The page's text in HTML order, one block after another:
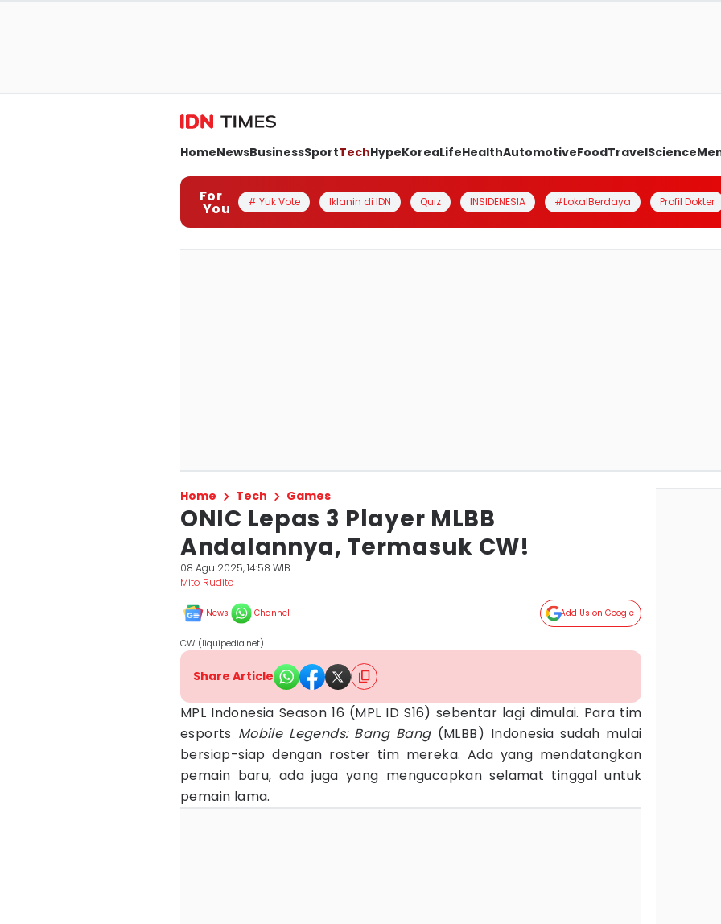
HomeNewsBusinessSportTechHypeKoreaLifeHealthAutomotiveFoodTravelScience
For
You # Yuk Vote Iklanin di IDN Quiz INSIDENESIA #LokalBerdaya Profil Dokter
Home Tech Games
ONIC Lepas 3 Player MLBB
Andalannya, Termasuk CW!
08 Agu 2025, 14:58 WIB
Mito Rudito
News Channel Add Us on Google
CW (liquipedia.net)
Share Article
MPL Indonesia Season 16 (MPL ID S16) sebentar lagi dimulai. Para tim
esports Mobile Legends: Bang Bang (MLBB) Indonesia sudah mulai
bersiap-siap dengan roster tim mereka. Ada yang mendatangkan
pemain baru, ada juga yang mengucapkan selamat tinggal untuk
pemain lama.